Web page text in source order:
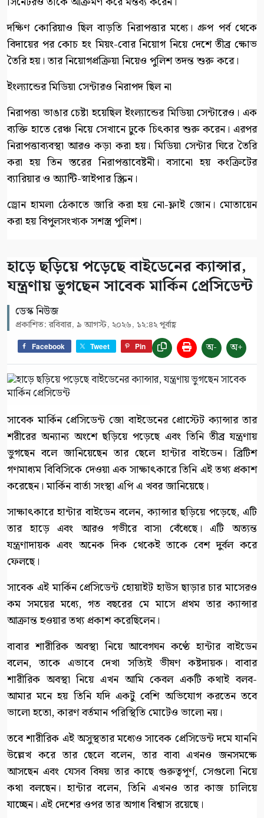
দক্ষিণ কোরিয়াও ছিল বাড়তি নিরাপত্তার মধ্যে। গ্রুপ পর্ব থেকে
বিদায়ের পর কোচ হং মিয়ং-বোর নিয়োগ নিয়ে দেশে তীব্র ক্ষোভ
তৈরি হয়। তার নিয়োগপ্রক্রিয়া নিয়েও পুলিশ তদন্ত শুরু করে।
ইংল্যান্ডের মিডিয়া সেন্টারও নিরাপদ ছিল না
নিরাপত্তা ভাঙার চেষ্টা হয়েছিল ইংল্যান্ডের মিডিয়া সেন্টারেও। এক
ব্যক্তি হাতে রেঞ্চ নিয়ে সেখানে ঢুকে চিৎকার শুরু করেন। এরপর
নিরাপত্তাব্যবস্থা আরও কড়া করা হয়। মিডিয়া সেন্টার ঘিরে তৈরি
করা হয় তিন স্তরের নিরাপত্তাবেষ্টনী। বসানো হয় কংক্রিটের
ব্যারিয়ার ও অ্যান্টি-স্নাইপার স্ক্রিন।
ড্রোন হামলা ঠেকাতে জারি করা হয় নো-ফ্লাই জোন। মোতায়েন
করা হয় বিপুলসংখ্যক সশস্ত্র পুলিশ।
হাড়ে ছড়িয়ে পড়েছে বাইডেনের ক্যান্সার,
যন্ত্রণায় ভুগছেন সাবেক মার্কিন প্রেসিডেন্ট
ডেস্ক নিউজ
প্রকাশিত: রবিবার, ৯ আগস্ট, ২০২৬, ১২:৪২ পূর্বাহ্ণ
Facebook Tweet Pin অ- অ+
সাবেক মার্কিন প্রেসিডেন্ট জো বাইডেনের প্রোস্টেট ক্যান্সার তার
শরীরের অন্যান্য অংশে ছড়িয়ে পড়েছে এবং তিনি তীব্র যন্ত্রণায়
ভুগছেন বলে জানিয়েছেন তার ছেলে হান্টার বাইডেন। ব্রিটিশ
গণমাধ্যম বিবিসিকে দেওয়া এক সাক্ষাৎকারে তিনি এই তথ্য প্রকাশ
করেছেন। মার্কিন বার্তা সংস্থা এপি এ খবর জানিয়েছে।
সাক্ষাৎকারে হান্টার বাইডেন বলেন, ক্যান্সার ছড়িয়ে পড়েছে, এটি
তার হাড়ে এবং আরও গভীরে বাসা বেঁধেছে। এটি অত্যন্ত
যন্ত্রণাদায়ক এবং অনেক দিক থেকেই তাকে বেশ দুর্বল করে
ফেলছে।
সাবেক এই মার্কিন প্রেসিডেন্ট হোয়াইট হাউস ছাড়ার চার মাসেরও
কম সময়ের মধ্যে, গত বছরের মে মাসে প্রথম তার ক্যান্সার
আক্রান্ত হওয়ার তথ্য প্রকাশ করেছিলেন।
বাবার শারীরিক অবস্থা নিয়ে আবেগঘন কণ্ঠে হান্টার বাইডেন
বলেন, তাকে এভাবে দেখা সত্যিই ভীষণ কষ্টদায়ক। বাবার
শারীরিক অবস্থা নিয়ে এখন আমি কেবল একটি কথাই বলব-
আমার মনে হয় তিনি যদি একটু বেশি অভিযোগ করতেন তবে
ভালো হতো, কারণ বর্তমান পরিস্থিতি মোটেও ভালো নয়।
তবে শারীরিক এই অসুস্থতার মধ্যেও সাবেক প্রেসিডেন্ট দমে যাননি
উল্লেখ করে তার ছেলে বলেন, তার বাবা এখনও জনসমক্ষে
আসছেন এবং যেসব বিষয় তার কাছে গুরুত্বপূর্ণ, সেগুলো নিয়ে
কথা বলছেন। হান্টার বলেন, তিনি এখনও তার কাজ চালিয়ে
যাচ্ছেন। এই দেশের ওপর তার অগাধ বিশ্বাস রয়েছে।